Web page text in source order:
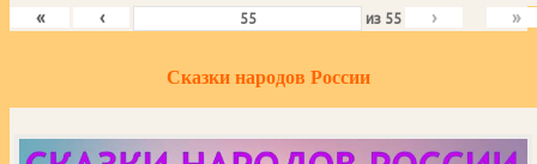
« ‹ из 55 › »
Сказки народов России